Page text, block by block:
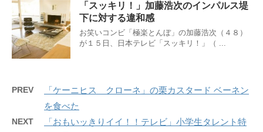
「スッキリ！」加藤浩次のインパルス堤
下に対する違和感
お笑いコンビ「極楽とんぼ」の加藤浩次（４８）
が１５日、日本テレビ「スッキリ！」（ ...
PREV
「ケーニヒス クローネ」の栗カスタード ベーネン
を食べた
NEXT
「おもいッきりイイ！！テレビ」小学生タレント特